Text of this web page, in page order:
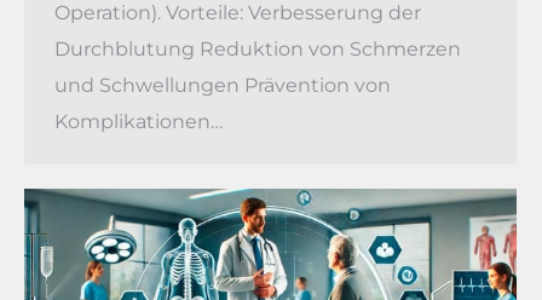
Operation). Vorteile: Verbesserung der
Durchblutung Reduktion von Schmerzen
und Schwellungen Prävention von
Komplikationen…